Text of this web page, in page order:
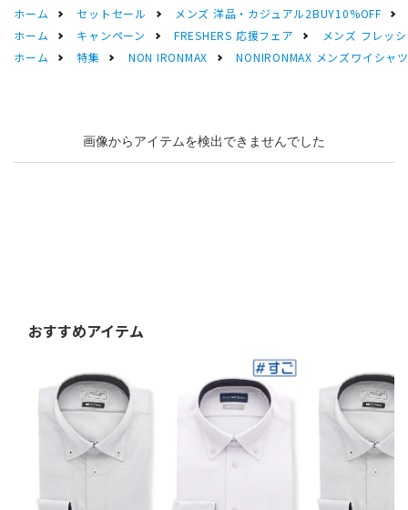
ホーム
セットセール
メンズ 洋品・カジュアル2BUY10%OFF
ホーム
キャンペーン FRESHERS 応援フェア
メンズ フレッ
ホーム
特集 NON IRONMAX NONIRONMAX メンズワイシャ